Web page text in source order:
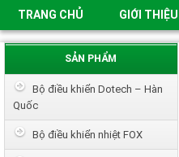
TRANG CHỦ GIỚI THIỆU
SẢN PHẨM
Bộ điều khiển Dotech – Hàn
Quốc
Bộ điều khiển nhiệt FOX